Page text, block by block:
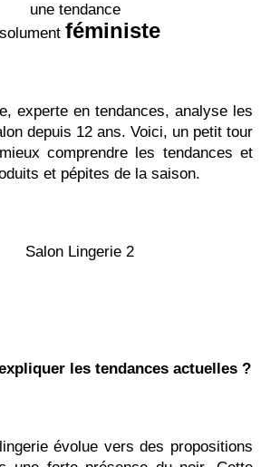
une tendance
féministe
experte en tendances, analyse les
depuis 12 ans. Voici, un petit tour
comprendre les tendances et
et pépites de la saison.
les tendances actuelles ?
évolue vers des propositions